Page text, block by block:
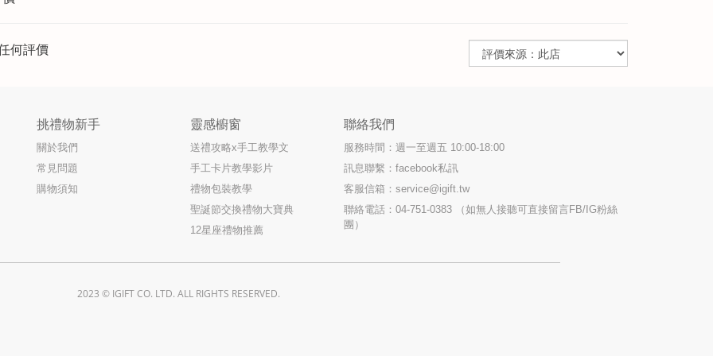
何評價
挑禮物新手
關於我們
常見問題
購物須知
靈感櫥窗
送禮攻略x手工教學文
手工卡片教學影片
禮物包裝教學
聖誕節交換禮物大寶典
12星座禮物推薦
聯絡我們
服務時間：週一至週五 10:00-18:00
訊息聯繫：facebook私訊
客服信箱：service@igift.tw
聯絡電話：04-751-0383 （如無人接聽可直接留言FB/IG粉絲
團）
2023 © IGIFT CO. LTD. ALL RIGHTS RESERVED.